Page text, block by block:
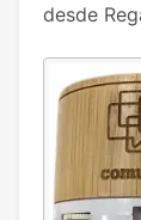
desde